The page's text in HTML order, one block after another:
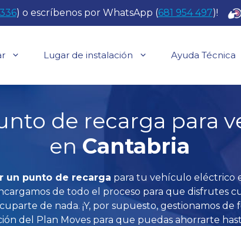
) o escríbenos por WhatsApp (681 954 497)!
Lugar de instalación Ayuda Técnica
de recarga para
en Cantabria
un punto de recarga para tu vehículo eléctrico
de todo el proceso para que disfrutes
de nada. ¡Y, por supuesto, gestionamos
del Plan Moves para que puedas ahorrarte